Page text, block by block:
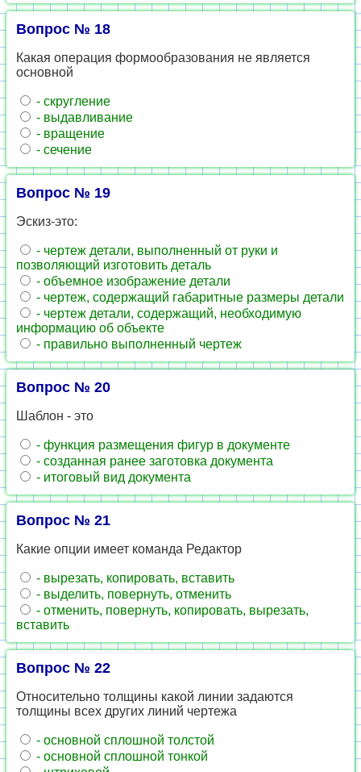
Вопрос № 18
Какая операция формообразования не является
основной
- скругление
- выдавливание
- вращение
- сечение
Вопрос № 19
Эскиз-это:
- чертеж детали, выполненный от руки и
позволяющий изготовить деталь
- объемное изображение детали
- чертеж, содержащий габаритные размеры детали
- чертеж детали, содержащий, необходимую
информацию об объекте
- правильно выполненный чертеж
Вопрос № 20
Шаблон - это
- функция размещения фигур в документе
- созданная ранее заготовка документа
- итоговый вид документа
Вопрос № 21
Какие опции имеет команда Редактор
- вырезать, копировать, вставить
- выделить, повернуть, отменить
- отменить, повернуть, копировать, вырезать,
вставить
Вопрос № 22
Относительно толщины какой линии задаются
толщины всех других линий чертежа
- основной сплошной толстой
- основной сплошной тонкой